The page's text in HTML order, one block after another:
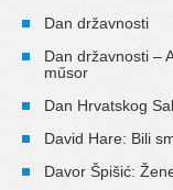
Dan državnosti
Dan državnosti –
műsor
Dan Hrvatskog
David Hare: Bili
Davor Špišić: